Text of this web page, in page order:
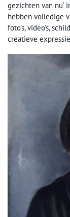
gezichten van nu’
hebben volledige
foto’s, video’s,
creatieve